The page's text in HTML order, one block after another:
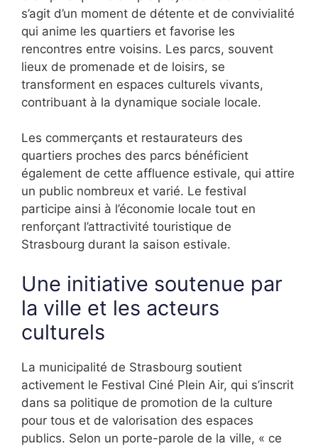
s’agit d’un moment de détente et de convivialité
qui anime les quartiers et favorise les
rencontres entre voisins. Les parcs, souvent
lieux de promenade et de loisirs, se
transforment en espaces culturels vivants,
contribuant à la dynamique sociale locale.
Les commerçants et restaurateurs des
quartiers proches des parcs bénéficient
également de cette affluence estivale, qui attire
un public nombreux et varié. Le festival
participe ainsi à l’économie locale tout en
renforçant l’attractivité touristique de
Strasbourg durant la saison estivale.
Une initiative soutenue par
la ville et les acteurs
culturels
La municipalité de Strasbourg soutient
activement le Festival Ciné Plein Air, qui s’inscrit
dans sa politique de promotion de la culture
pour tous et de valorisation des espaces
publics. Selon un porte-parole de la ville, « ce